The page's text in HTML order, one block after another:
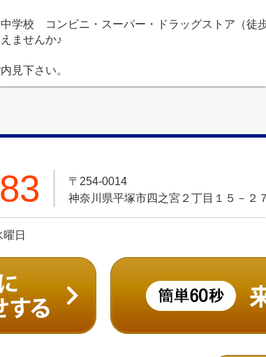
学校 コンビニ・スーパー・ドラッグストア（徒
ませんか♪
見下さい。
〒254-0014
神奈川県平塚市四之宮２丁目１５－２
日